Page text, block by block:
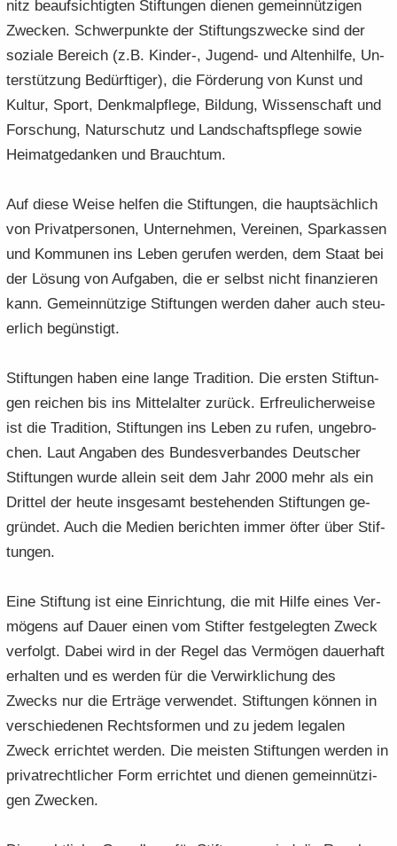
nitz be­auf­sich­tig­ten Stif­tun­gen die­nen ge­mein­nüt­zi­gen
Zwe­cken. Schwer­punk­te der Stif­tungs­zwe­cke sind der
so­zia­le Be­reich (z.B. Kinder-​, Jugend-​ und Al­ten­hil­fe, Un­
ter­stüt­zung Be­dürf­ti­ger), die För­de­rung von Kunst und
Kul­tur, Sport, Denk­mal­pfle­ge, Bil­dung, Wis­sen­schaft und
For­schung, Na­tur­schutz und Land­schafts­pfle­ge sowie
Hei­mat­ge­dan­ken und Brauch­tum.
Auf diese Weise hel­fen die Stif­tun­gen, die haupt­säch­lich
von Pri­vat­per­so­nen, Un­ter­neh­men, Ver­ei­nen, Spar­kas­sen
und Kom­mu­nen ins Leben ge­ru­fen wer­den, dem Staat bei
der Lö­sung von Auf­ga­ben, die er selbst nicht fi­nan­zie­ren
kann. Ge­mein­nüt­zi­ge Stif­tun­gen wer­den daher auch steu­
er­lich be­güns­tigt.
Stif­tun­gen haben eine lange Tra­di­ti­on. Die ers­ten Stif­tun­
gen rei­chen bis ins Mit­tel­al­ter zu­rück. Er­freu­li­cher­wei­se
ist die Tra­di­ti­on, Stif­tun­gen ins Leben zu rufen, un­ge­bro­
chen. Laut An­ga­ben des Bun­des­ver­ban­des Deut­scher
Stif­tun­gen wurde al­lein seit dem Jahr 2000 mehr als ein
Drit­tel der heute ins­ge­samt be­stehen­den Stif­tun­gen ge­
grün­det. Auch die Me­di­en be­rich­ten immer öfter über Stif­
tun­gen.
Eine Stif­tung ist eine Ein­rich­tung, die mit Hilfe eines Ver­
mö­gens auf Dauer einen vom Stif­ter fest­ge­leg­ten Zweck
ver­folgt. Dabei wird in der Regel das Ver­mö­gen dau­er­haft
er­hal­ten und es wer­den für die Ver­wirk­li­chung des
Zwecks nur die Er­trä­ge ver­wen­det. Stif­tun­gen kön­nen in
ver­schie­de­nen Rechts­for­men und zu jedem le­ga­len
Zweck er­rich­tet wer­den. Die meis­ten Stif­tun­gen wer­den in
pri­vat­recht­li­cher Form er­rich­tet und die­nen ge­mein­nüt­zi­
gen Zwe­cken.